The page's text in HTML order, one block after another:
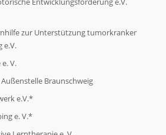
zur Unterstützung tumorkranker
e.V.
V.
Außenstelle Braunschweig
e.V.*
e. V.*